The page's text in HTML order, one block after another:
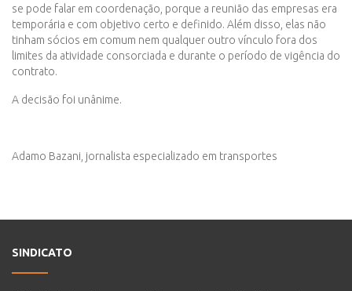
se pode falar em coordenação, porque a reunião das empresas era
temporária e com objetivo certo e definido. Além disso, elas não
tinham sócios em comum nem qualquer outro vínculo fora dos
limites da atividade consorciada e durante o período de vigência do
contrato.
A decisão foi unânime.
Adamo Bazani, jornalista especializado em transportes
SINDICATO